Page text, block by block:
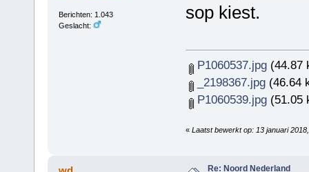
Berichten: 1.043
Geslacht:
sop kiest.
P1060537.jpg(44.87
_2198367.jpg(46.64
P1060539.jpg(51.05
« Laatst bewerkt op: 13 januari
Re: Noord Nederland